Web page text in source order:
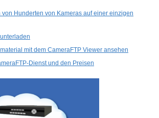
Hunderten von Kameras auf einer einzigen
mit dem CameraFTP Viewer ansehen
Dienst und den Preisen